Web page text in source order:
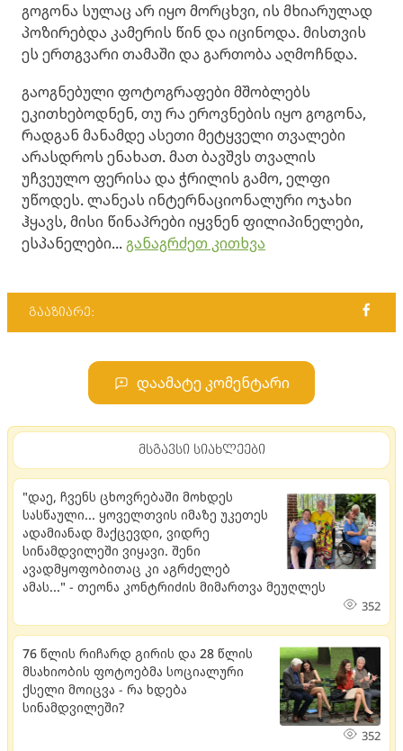
გოგონა სულაც არ იყო მორცხვი, ის მხიარულად
პოზირებდა კამერის წინ და იცინოდა. მისთვის
ეს ერთგვარი თამაში და გართობა აღმოჩნდა.
გაოგნებული ფოტოგრაფები მშობლებს
ეკითხებოდნენ, თუ რა ეროვნების იყო გოგონა,
რადგან მანამდე ასეთი მეტყველი თვალები
არასდროს ენახათ. მათ ბავშვს თვალის
უჩვეულო ფერისა და ჭრილის გამო, ელფი
უწოდეს. ლანეას ინტერნაციონალური ოჯახი
ჰყავს, მისი წინაპრები იყვნენ ფილიპინელები,
ესპანელები...განაგრძეთ კითხვა
გააზიარე:
დაამატე კომენტარი
მსგავსი სიახლეები
"დაე, ჩვენს ცხოვრებაში მოხდეს
სასწაული... ყოველთვის იმაზე უკეთეს
ადამიანად მაქცევდი, ვიდრე
სინამდვილეში ვიყავი. შენი
ავადმყოფობითაც კი აგრძელებ
ამას..." - თეონა კონტრიძის მიმართვა მეუღლეს
352
76 წლის რიჩარდ გირის და 28 წლის
მსახიობის ფოტოებმა სოციალური
ქსელი მოიცვა - რა ხდება
სინამდვილეში?
352